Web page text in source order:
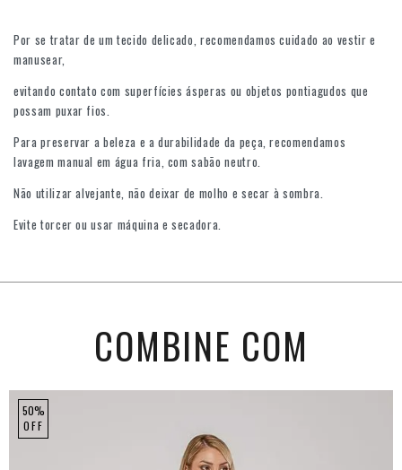
Por se tratar de um tecido delicado, recomendamos cuidado ao vestir e
manusear,
evitando contato com superfícies ásperas ou objetos pontiagudos que
possam puxar fios.
Para preservar a beleza e a durabilidade da peça, recomendamos
lavagem manual em água fria, com sabão neutro.
Não utilizar alvejante, não deixar de molho e secar à sombra.
Evite torcer ou usar máquina e secadora.
COMBINE COM
50%
OFF